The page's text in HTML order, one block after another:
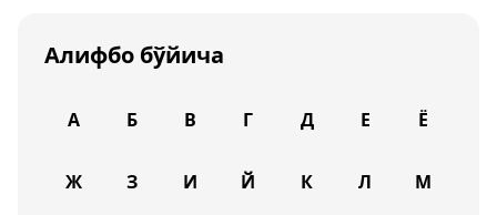
Алифбо бўйича
А Б В Г Д Е Ё
Ж З И Й К Л М